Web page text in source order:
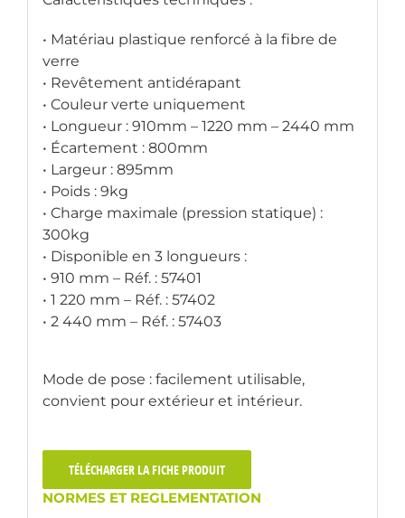
• Matériau plastique renforcé à la fibre de
verre
• Revêtement antidérapant
• Couleur verte uniquement
• Longueur : 910mm – 1220 mm – 2440 mm
• Écartement : 800mm
• Largeur : 895mm
• Poids : 9kg
• Charge maximale (pression statique) :
300kg
• Disponible en 3 longueurs :
• 910 mm – Réf. : 57401
• 1 220 mm – Réf. : 57402
• 2 440 mm – Réf. : 57403
Mode de pose : facilement utilisable,
convient pour extérieur et intérieur.
TÉLÉCHARGER LA FICHE PRODUIT
NORMES ET REGLEMENTATION